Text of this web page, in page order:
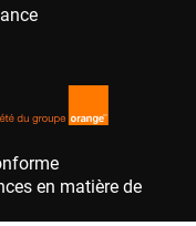
en matière de